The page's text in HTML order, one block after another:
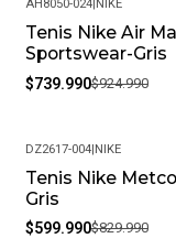
fabricación. Si
contáctanos y lo
¿Es posible
original.
¿Cuál es su
Si no estás
devoluciones
-20%
AH8050-024| NIKE
Tenis Nike Air
Sportswear-Gris
$739.990$924.990
-28%
DZ2617-004| NIKE
Tenis Nike
Gris
$599.990$829.990